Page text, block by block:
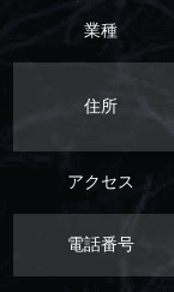
業種
住所
アクセス
電話番号